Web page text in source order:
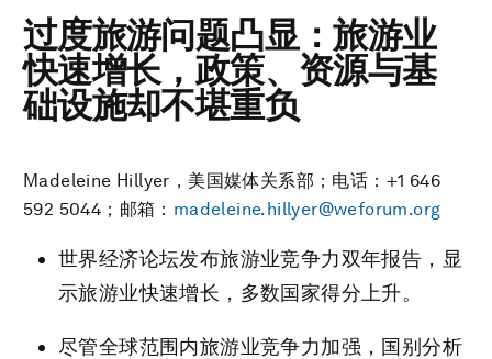
过度旅游问题凸显：旅游业
快速增长，政策、资源与基
础设施却不堪重负
Madeleine Hillyer，美国媒体关系部；电话：+1 646
592 5044；邮箱： madeleine.hillyer@weforum.org
世界经济论坛发布旅游业竞争力双年报告，显
示旅游业快速增长，多数国家得分上升。
尽管全球范围内旅游业竞争力加强，国别分析